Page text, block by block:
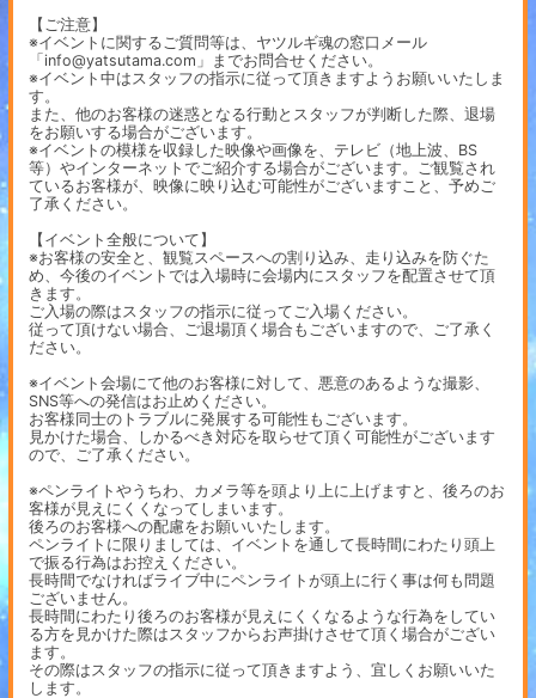
【ご注意】
※イベントに関するご質問等は、ヤツルギ魂の窓口メール
「info@yatsutama.com」までお問合せください。
※イベント中はスタッフの指示に従って頂きますようお願いいたしま
す。
また、他のお客様の迷惑となる行動とスタッフが判断した際、退場
をお願いする場合がございます。
※イベントの模様を収録した映像や画像を、テレビ（地上波、BS
等）やインターネットでご紹介する場合がございます。ご観覧され
ているお客様が、映像に映り込む可能性がございますこと、予めご
了承ください。
【イベント全般について】
※お客様の安全と、観覧スペースへの割り込み、走り込みを防ぐた
め、今後のイベントでは入場時に会場内にスタッフを配置させて頂
きます。
ご入場の際はスタッフの指示に従ってご入場ください。
従って頂けない場合、ご退場頂く場合もございますので、ご了承く
ださい。
※イベント会場にて他のお客様に対して、悪意のあるような撮影、
SNS等への発信はお止めください。
お客様同士のトラブルに発展する可能性もございます。
見かけた場合、しかるべき対応を取らせて頂く可能性がございます
ので、ご了承ください。
※ペンライトやうちわ、カメラ等を頭より上に上げますと、後ろのお
客様が見えにくくなってしまいます。
後ろのお客様への配慮をお願いいたします。
ペンライトに限りましては、イベントを通して長時間にわたり頭上
で振る行為はお控えください。
長時間でなければライブ中にペンライトが頭上に行く事は何も問題
ございません。
長時間にわたり後ろのお客様が見えにくくなるような行為をしてい
る方を見かけた際はスタッフからお声掛けさせて頂く場合がござい
ます。
その際はスタッフの指示に従って頂きますよう、宜しくお願いいた
します。